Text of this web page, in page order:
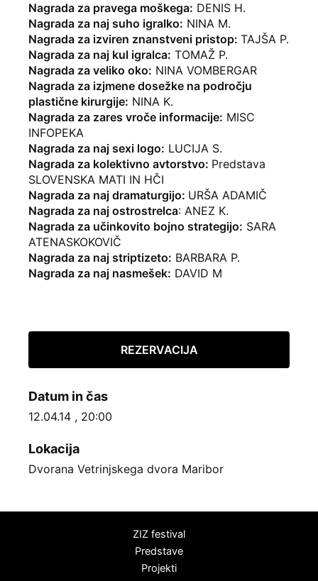
Nagrada za pravega moškega: DENIS H.
Nagrada za naj suho igralko: NINA M.
Nagrada za izviren znanstveni pristop: TAJŠA P.
Nagrada za naj kul igralca: TOMAŽ P.
Nagrada za veliko oko: NINA VOMBERGAR
Nagrada za izjmene dosežke na področju
plastične kirurgije: NINA K.
Nagrada za zares vroče informacije: MISC
INFOPEKA
Nagrada za naj sexi logo: LUCIJA S.
Nagrada za kolektivno avtorstvo: Predstava
SLOVENSKA MATI IN HČI
Nagrada za naj dramaturgijo: URŠA ADAMIČ
Nagrada za naj ostrostrelca: ANEZ K.
Nagrada za učinkovito bojno strategijo: SARA
ATENASKOKOVIČ
Nagrada za naj striptizeto: BARBARA P.
Nagrada za naj nasmešek: DAVID M
REZERVACIJA
Datum in čas
12.04.14 , 20:00
Lokacija
Dvorana Vetrinjskega dvora Maribor
ZIZ festival
Predstave
Projekti